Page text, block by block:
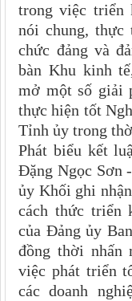
trong việc triển
nói chung, thực
chức đảng và
bàn Khu kinh
mở một số giải
thực hiện tốt
Tỉnh ủy trong
Phát biểu kết
Đặng Ngọc Sơn -
ủy Khối ghi
cách thức triển
của Đảng ủy
đồng thời nhấn
việc phát triển
các doanh